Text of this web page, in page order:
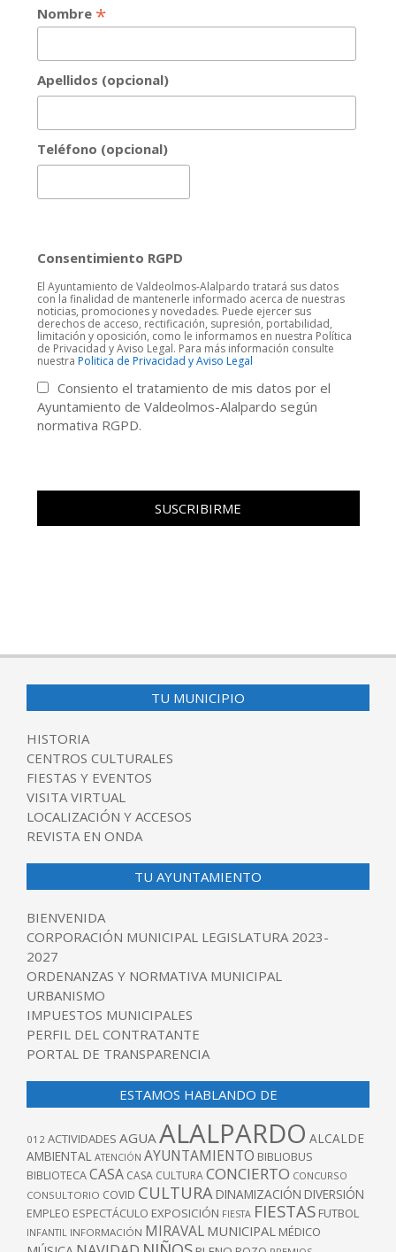
Nombre *
Apellidos (opcional)
Teléfono (opcional)
Consentimiento RGPD
El Ayuntamiento de Valdeolmos-Alalpardo tratará sus datos
con la finalidad de mantenerle informado acerca de nuestras
noticias, promociones y novedades. Puede ejercer sus
derechos de acceso, rectificación, supresión, portabilidad,
limitación y oposición, como le informamos en nuestra Política
de Privacidad y Aviso Legal. Para más información consulte
nuestra Politica de Privacidad y Aviso Legal
Consiento el tratamiento de mis datos por el
Ayuntamiento de Valdeolmos-Alalpardo según
normativa RGPD.
TU MUNICIPIO
HISTORIA
CENTROS CULTURALES
FIESTAS Y EVENTOS
VISITA VIRTUAL
LOCALIZACIÓN Y ACCESOS
REVISTA EN ONDA
TU AYUNTAMIENTO
BIENVENIDA
CORPORACIÓN MUNICIPAL LEGISLATURA 2023-
2027
ORDENANZAS Y NORMATIVA MUNICIPAL
URBANISMO
IMPUESTOS MUNICIPALES
PERFIL DEL CONTRATANTE
PORTAL DE TRANSPARENCIA
ESTAMOS HABLANDO DE
012 ACTIVIDADES AGUA ALALPARDO ALCALDE
AMBIENTAL ATENCIÓN AYUNTAMIENTO BIBLIOBUS
BIBLIOTECACASA CASA CULTURACONCIERTO CONCURSO
CONSULTORIO COVID CULTURA DINAMIZACIÓN DIVERSIÓN
EMPLEO ESPECTÁCULO EXPOSICIÓN FIESTA FIESTAS FUTBOL
INFANTIL INFORMACIÓN MIRAVAL MUNICIPAL MÉDICO